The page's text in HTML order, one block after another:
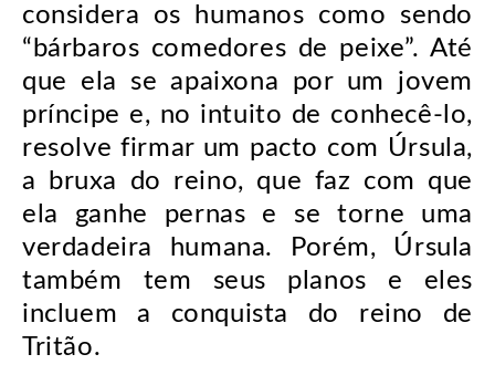
considera os humanos como sendo
“bárbaros comedores de peixe”. Até
que ela se apaixona por um jovem
príncipe e, no intuito de conhecê-lo,
resolve firmar um pacto com Úrsula,
a bruxa do reino, que faz com que
ela ganhe pernas e se torne uma
verdadeira humana. Porém, Úrsula
também tem seus planos e eles
incluem a conquista do reino de
Tritão.